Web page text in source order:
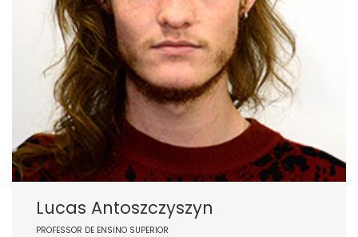
Lucas Antoszczyszyn
PROFESSOR DE ENSINO SUPERIOR